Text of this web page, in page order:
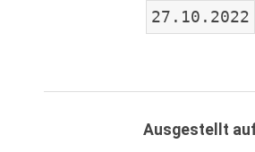
27.10.2022
Ausgestellt